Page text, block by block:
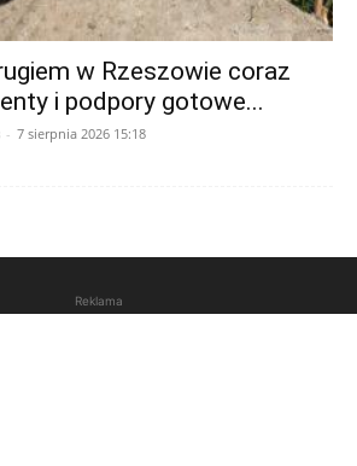
w Rzeszowie coraz
i podpory gotowe...
- 7 sierpnia 2026 15:18
Reklama